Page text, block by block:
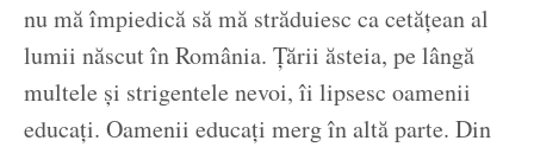
nu mă împiedică să mă străduiesc ca cetățean al
lumii născut în România. Țării ăsteia, pe lângă
multele și strigentele nevoi, îi lipsesc oamenii
educați. Oamenii educați merg în altă parte. Din